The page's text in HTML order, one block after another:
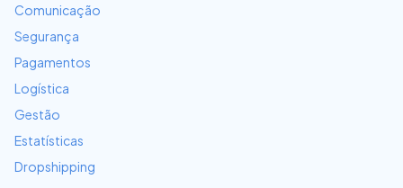
Comunicação
Segurança
Pagamentos
Logística
Gestão
Estatísticas
Dropshipping